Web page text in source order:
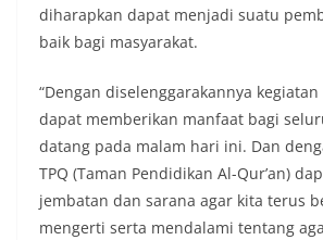
diharapkan dapat menjadi suatu
baik bagi masyarakat.
“Dengan diselenggarakannya
dapat memberikan manfaat bagi
datang pada malam hari ini. Dan
TPQ (Taman Pendidikan Al-Qur’an)
jembatan dan sarana agar kita terus
mengerti serta mendalami tentang